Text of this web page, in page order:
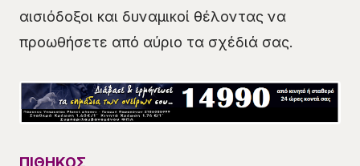
αισιόδοξοι και δυναμικοί θέλοντας να
προωθήσετε από αύριο τα σχέδιά σας.
ΠΙΘΗΚΟΣ